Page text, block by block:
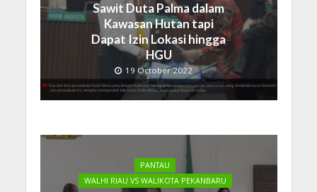
Sawit Duta Palma dalam
Kawasan Hutan tapi
Dapat Izin Lokasi hingga
HGU
19 October 2022
PANTAU
WALHI RIAU VS WALIKOTA PEKANBARU